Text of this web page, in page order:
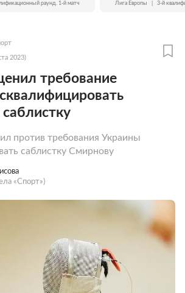
раунд. 1-й матч Лига Европы 3-й
2023)
требование
против требования Украины
саблистку Смирнову
«Спорт»)